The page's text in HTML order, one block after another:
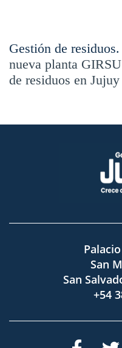
Gestión de residuos.
nueva planta
de residuos en Jujuy
San
San
+54